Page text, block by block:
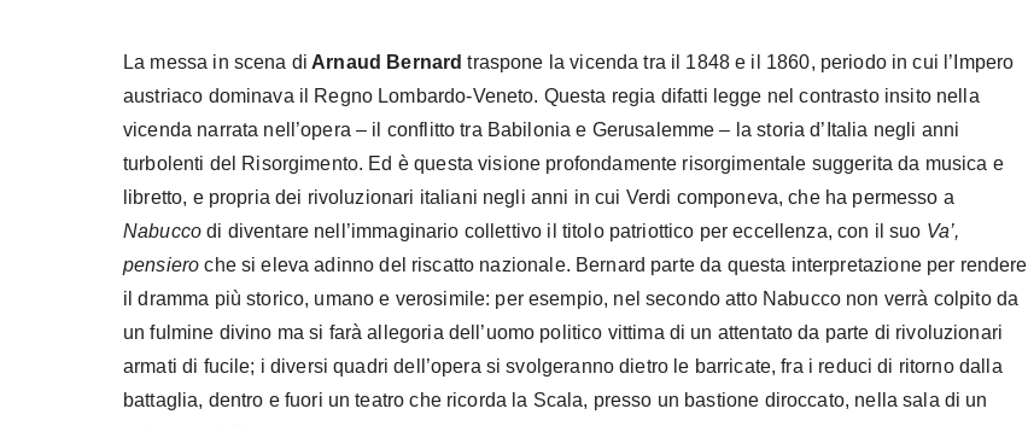
La messa in scena di Arnaud Bernard traspone la vicenda tra il 1848 e il 1860, periodo in cui l’Impero
austriaco dominava il Regno Lombardo-Veneto. Questa regia difatti legge nel contrasto insito nella
vicenda narrata nell’opera – il conflitto tra Babilonia e Gerusalemme – la storia d’Italia negli anni
turbolenti del Risorgimento. Ed è questa visione profondamente risorgimentale suggerita da musica e
libretto, e propria dei rivoluzionari italiani negli anni in cui Verdi componeva, che ha permesso a
Nabucco di diventare nell’immaginario collettivo il titolo patriottico per eccellenza, con il suo Va’,
pensieroche si eleva adinno del riscatto nazionale. Bernard parte da questa interpretazione per rendere
il dramma più storico, umano e verosimile: per esempio, nel secondo atto Nabucco non verrà colpito da
un fulmine divino ma si farà allegoria dell’uomo politico vittima di un attentato da parte di rivoluzionari
armati di fucile; i diversi quadri dell’opera si svolgeranno dietro le barricate, fra i reduci di ritorno dalla
battaglia, dentro e fuori un teatro che ricorda la Scala, presso un bastione diroccato, nella sala di un